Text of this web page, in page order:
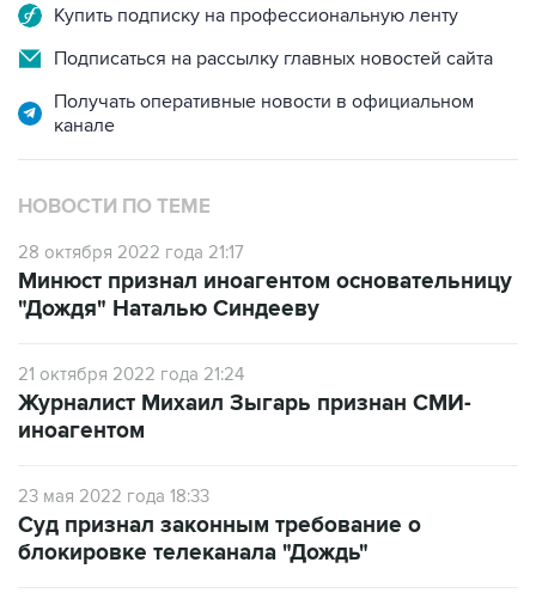
Купить подписку на профессиональную ленту
Подписаться на рассылку главных новостей сайта
Получать оперативные новости в официальном
канале
НОВОСТИ ПО ТЕМЕ
28 октября 2022 года 21:17
Минюст признал иноагентом основательницу
"Дождя" Наталью Синдееву
21 октября 2022 года 21:24
Журналист Михаил Зыгарь признан СМИ-
иноагентом
23 мая 2022 года 18:33
Суд признал законным требование о
блокировке телеканала "Дождь"